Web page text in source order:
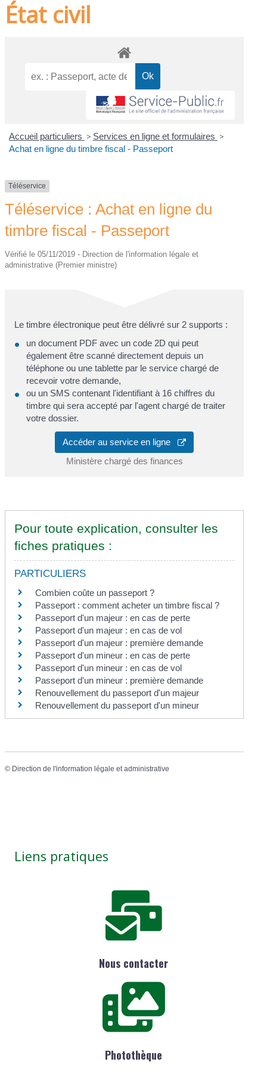
État civil
Accueil particuliers > Services en ligne et formulaires >
Achat en ligne du timbre fiscal - Passeport
Téléservice
Téléservice : Achat en ligne du
timbre fiscal - Passeport
Vérifié le 05/11/2019 - Direction de l'information légale et
administrative (Premier ministre)
Le timbre électronique peut être délivré sur 2 supports :
un document PDF avec un code 2D qui peut
également être scanné directement depuis un
téléphone ou une tablette par le service chargé de
recevoir votre demande,
ou un SMS contenant l'identifiant à 16 chiffres du
timbre qui sera accepté par l'agent chargé de traiter
votre dossier.
Accéder au service en ligne
Ministère chargé des finances
Pour toute explication, consulter les
fiches pratiques :
PARTICULIERS
Combien coûte un passeport ?
Passeport : comment acheter un timbre fiscal ?
Passeport d'un majeur : en cas de perte
Passeport d'un majeur : en cas de vol
Passeport d'un majeur : première demande
Passeport d'un mineur : en cas de perte
Passeport d'un mineur : en cas de vol
Passeport d'un mineur : première demande
Renouvellement du passeport d'un majeur
Renouvellement du passeport d'un mineur
© Direction de l'information légale et administrative
Liens pratiques
Nous contacter
Photothèque